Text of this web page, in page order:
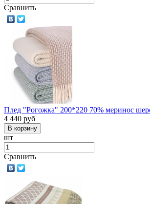
Сравнить
Плед "Рогожка" 200*220 70% меринос
4 440 руб
шт
Сравнить